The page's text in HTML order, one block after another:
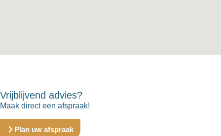
Vrijblijvend advies?
Maak direct een afspraak!
Plan uw afspraak